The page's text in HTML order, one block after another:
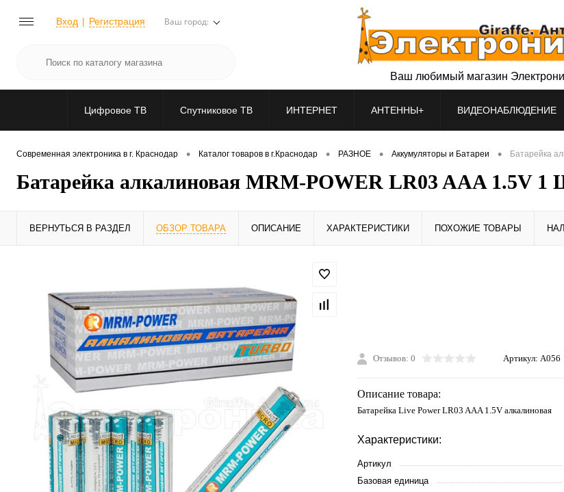
Вход Регистрация Ваш город:
Ваш любимый магазин
Цифровое ТВ Спутниковое ТВ ИНТЕРНЕТ АНТЕННЫ+ ВИДЕОНАБЛЮДЕНИЕ
Современная электроника в г. Краснодар • Каталог товаров в г.Краснодар • РАЗНОЕ • Аккумуляторы и Батареи • Батарейка
Батарейка алкалиновая MRM-POWER LR03 AAA 1.5V 1
ВЕРНУТЬСЯ В РАЗДЕЛ ОБЗОР ТОВАРА ОПИСАНИЕ ХАРАКТЕРИСТИКИ ПОХОЖИЕ ТОВАРЫ
Отзывов: 0 Артикул: A056
Описание товара:
Батарейка Live Power LR03 AAA 1.5V алкалиновая
Характеристики:
Артикул
Базовая единица